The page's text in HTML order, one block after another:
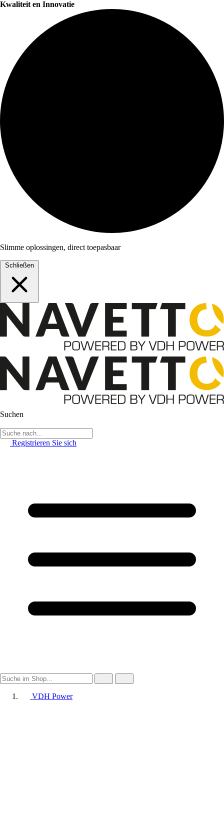
Kwaliteit en Innovatie
Slimme oplossingen, direct toepasbaar
Schließen
Suchen
Registrieren Sie sich
VDH Power